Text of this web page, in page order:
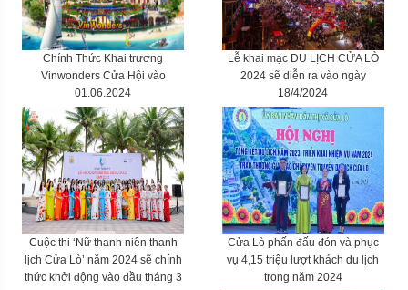
Chính Thức Khai trương
Vinwonders Cửa Hội vào
01.06.2024
Lễ khai mạc DU LỊCH CỬA LÒ
2024 sẽ diễn ra vào ngày
18/4/2024
Cuộc thi ‘Nữ thanh niên thanh
lịch Cửa Lò’ năm 2024 sẽ chính
thức khởi động vào đầu tháng 3
Cửa Lò phấn đấu đón và phục
vụ 4,15 triệu lượt khách du lịch
trong năm 2024